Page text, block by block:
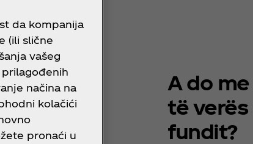
A do
të
fundit?
da kompanija
(ili slične
vašeg
prilagođenih
načina na
kolačići
pronaći u